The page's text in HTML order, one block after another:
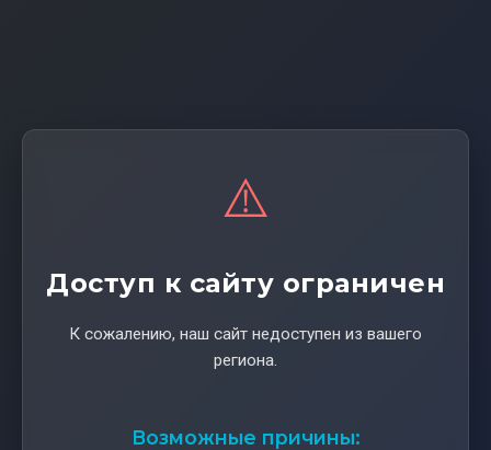
⚠️
Доступ к сайту ограничен
К сожалению, наш сайт недоступен из вашего
региона.
Возможные причины: